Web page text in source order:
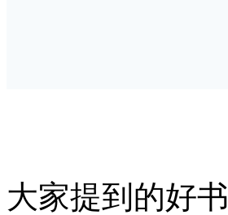
大家提到的好书